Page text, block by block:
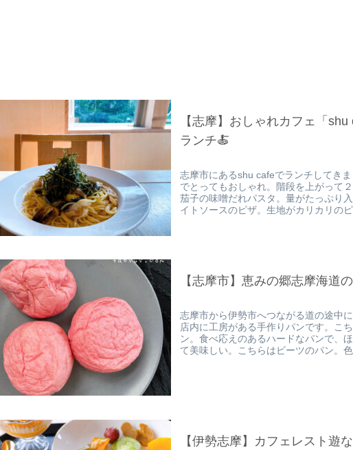
【志摩】おしゃれカフェ「
ランチ🍝
志摩市にあるshu cafeでランチしてき
でとってもおしゃれ。階段を上がって
茄子の味噌だれパスタ。量がたっぷり
イトソースのピザ。生地がカリカリのピ
【志摩市】恵みの郷志摩海道
志摩市から伊勢市へつながる道の途中
店内に工房がある手作りパンです。こ
ン。食べ応えのあるハードなパンで、
て美味しい。こちらはビーツのパン。色
【伊勢志摩】カフェレスト遊